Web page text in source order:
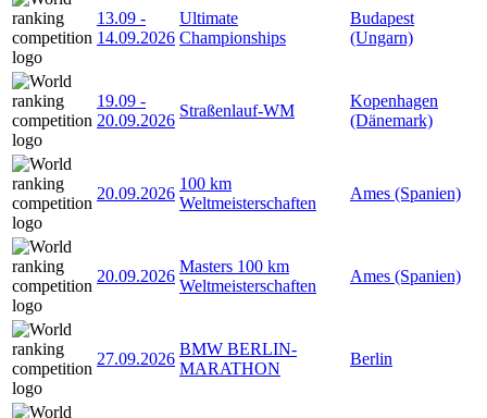
13.09 -
14.09.2026
Ultimate
Championships
Budapest
(Ungarn)
19.09 -
20.09.2026
Straßenlauf-WM
Kopenhagen
(Dänemark)
20.09.2026
100 km
Weltmeisterschaften
Ames (Spanien)
20.09.2026
Masters 100 km
Weltmeisterschaften
Ames (Spanien)
27.09.2026
BMW BERLIN-
MARATHON
Berlin